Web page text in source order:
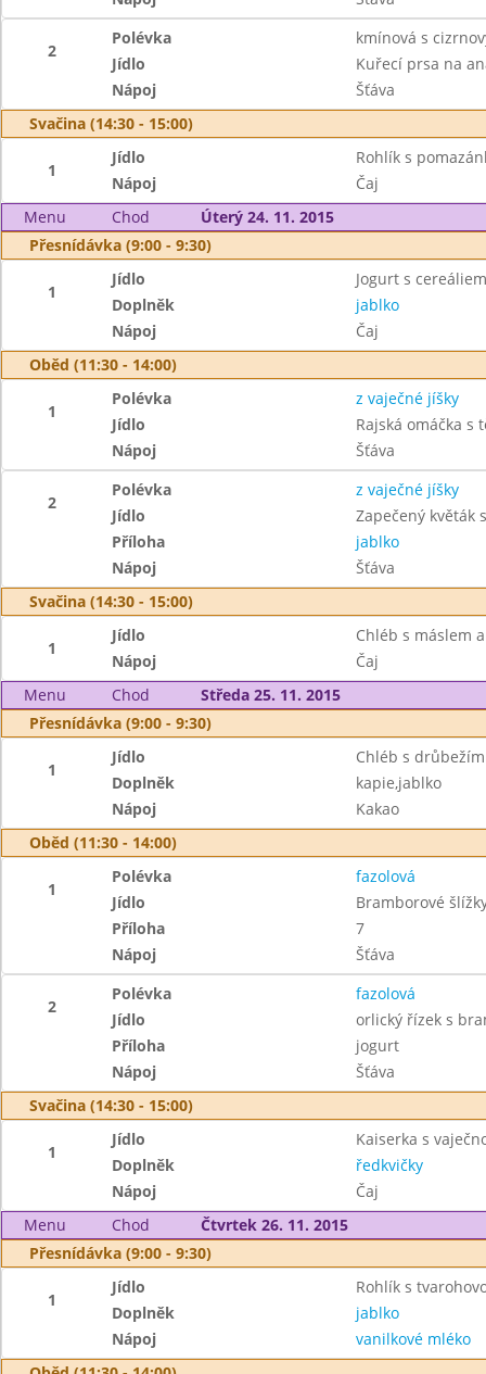
2
Polévka
kmínová s
Jídlo
Kuřecí prsa na
Nápoj
Šťáva
Svačina (14:30 - 15:00)
1
Jídlo
Rohlík s
Nápoj
Čaj
Menu
Chod
Úterý 24. 11. 2015
Přesnídávka (9:00 - 9:30)
1
Jídlo
Jogurt s
Doplněk
jablko
Nápoj
Čaj
Oběd (11:30 - 14:00)
1
Polévka
z vaječné jíšky
Jídlo
Rajská omáčka s
Nápoj
Šťáva
2
Polévka
z vaječné jíšky
Jídlo
Zapečený květák
Příloha
jablko
Nápoj
Šťáva
Svačina (14:30 - 15:00)
1
Jídlo
Chléb s máslem
Nápoj
Čaj
Menu
Chod
Středa 25. 11. 2015
Přesnídávka (9:00 - 9:30)
1
Jídlo
Chléb s
Doplněk
kapie,jablko
Nápoj
Kakao
Oběd (11:30 - 14:00)
1
Polévka
fazolová
Jídlo
Bramborové
Příloha
7
Nápoj
Šťáva
2
Polévka
fazolová
Jídlo
orlický řízek s
Příloha
jogurt
Nápoj
Šťáva
Svačina (14:30 - 15:00)
1
Jídlo
Kaiserka s
Doplněk
ředkvičky
Nápoj
Čaj
Menu
Chod
Čtvrtek 26. 11. 2015
Přesnídávka (9:00 - 9:30)
1
Jídlo
Rohlík s
Doplněk
jablko
Nápoj
vanilkové mléko